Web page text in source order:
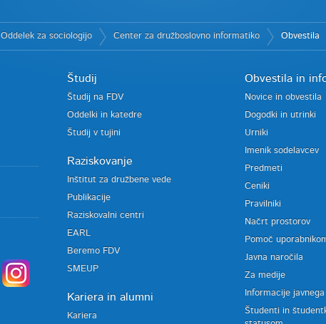
Oddelek za sociologijo Center za družboslovno informatiko Obvestila
Študij
Študij na FDV
Oddelki in katedre
Študij v tujini
Raziskovanje
Inštitut za družbene vede
Publikacije
Raziskovalni centri
EARL
Beremo FDV
SMEUP
Kariera in alumni
Kariera
Obvestila in
Novice in obvestila
Dogodki in utrinki
Urniki
Imenik sodelavcev
Predmeti
Ceniki
Pravilniki
Načrt prostorov
Pomoč
Javna naročila
Za medije
Informacije
Študenti in